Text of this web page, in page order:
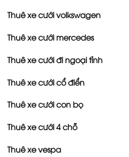
Thuê xe cưới volkswagen
Thuê xe cưới mercedes
Thuê xe cưới đi ngoại tỉnh
Thuê xe cưới cổ điển
Thuê xe cưới con bọ
Thuê xe cưới 4 chỗ
Thuê xe vespa